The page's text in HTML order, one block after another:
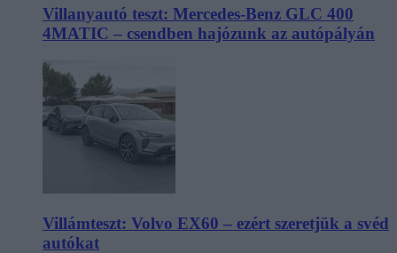
Villanyautó teszt: Mercedes-Benz GLC 400
4MATIC – csendben hajózunk az autópályán
Villámteszt: Volvo EX60 – ezért szeretjük a svéd
autókat